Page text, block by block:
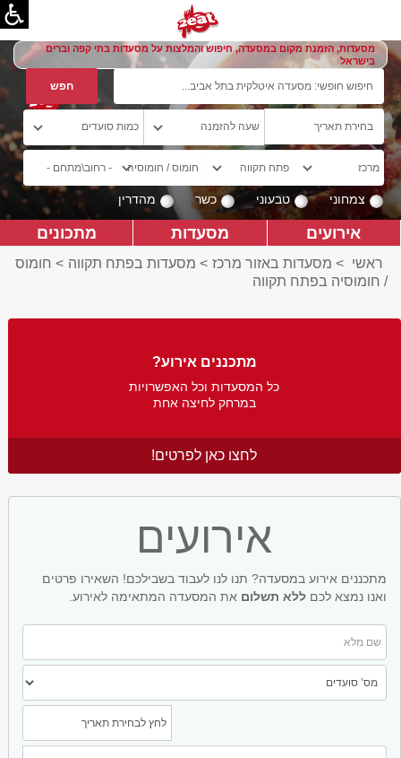
מסעדות, הזמנת מקום במסעדה, חיפוש והמלצות על מסעדות בתי קפה וברים
בישראל
צמחוני טבעוני כשר מהדרין
אירועים מסעדות מתכונים
ראשי > מסעדות באזור מרכז > מסעדות בפתח תקווה > חומוס
/ חומוסיה בפתח תקווה
מתכננים אירוע?
כל המסעדות וכל האפשרויות
במרחק לחיצה אחת
לחצו כאן לפרטים!
אירועים
מתכננים אירוע במסעדה? תנו לנו לעבוד בשבילכם! השאירו פרטים
ואנו נמצא לכם ללא תשלום את המסעדה המתאימה לאירוע.